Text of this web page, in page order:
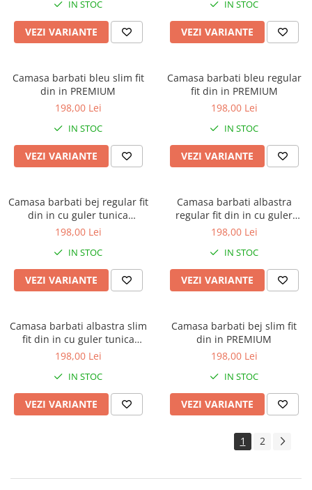
IN STOC
VEZI VARIANTE
IN STOC
VEZI VARIANTE
Camasa barbati bleu slim fit
din in PREMIUM
198,00 Lei
IN STOC
VEZI VARIANTE
Camasa barbati bleu regular
fit din in PREMIUM
198,00 Lei
IN STOC
VEZI VARIANTE
Camasa barbati bej regular fit
din in cu guler tunica
PREMIUM
198,00 Lei
IN STOC
VEZI VARIANTE
Camasa barbati albastra
regular fit din in cu guler
tunica PREMIUM
198,00 Lei
IN STOC
VEZI VARIANTE
Camasa barbati albastra slim
fit din in cu guler tunica
PREMIUM
198,00 Lei
IN STOC
VEZI VARIANTE
Camasa barbati bej slim fit
din in PREMIUM
198,00 Lei
IN STOC
VEZI VARIANTE
1 2